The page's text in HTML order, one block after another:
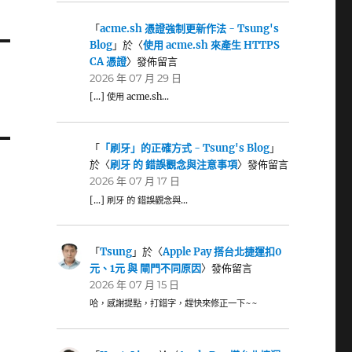
「acme.sh 憑證強制更新作法 - Tsung's
Blog」於〈使用 acme.sh 來產生 HTTPS
CA 憑證〉發佈留言
2026 年 07 月 29 日
[…] 使用 acme.sh…
「 「刷牙」的正確方式 - Tsung's Blog」
於〈刷牙 的 錯誤觀念與注意事項〉發佈留言
2026 年 07 月 17 日
[…] 刷牙 的 錯誤觀念與…
「Tsung」於〈Apple Pay 搭台北捷運扣0
元、1元 與 閘門不同原因〉發佈留言
2026 年 07 月 15 日
哈，感謝提點，打錯字，趕快來修正一下~~